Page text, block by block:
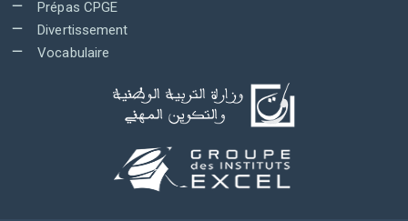
Prépas CPGE
Divertissement
Vocabulaire